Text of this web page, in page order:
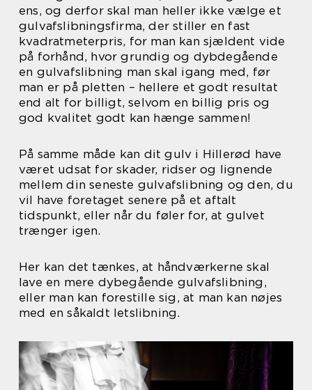
ens, og derfor skal man heller ikke vælge et
gulvafslibningsfirma, der stiller en fast
kvadratmeterpris, for man kan sjældent vide
på forhånd, hvor grundig og dybdegående
en gulvafslibning man skal igang med, før
man er på pletten – hellere et godt resultat
end alt for billigt, selvom en billig pris og
god kvalitet godt kan hænge sammen!
På samme måde kan dit gulv i Hillerød have
været udsat for skader, ridser og lignende
mellem din seneste gulvafslibning og den, du
vil have foretaget senere på et aftalt
tidspunkt, eller når du føler for, at gulvet
trænger igen.
Her kan det tænkes, at håndværkerne skal
lave en mere dybegående gulvafslibning,
eller man kan forestille sig, at man kan nøjes
med en såkaldt letslibning.